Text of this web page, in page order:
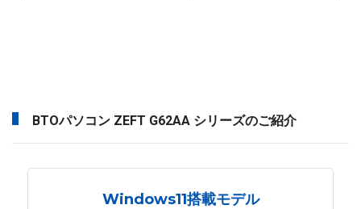
BTOパソコン ZEFT G62AA シリーズのご紹介
Windows11搭載モデル